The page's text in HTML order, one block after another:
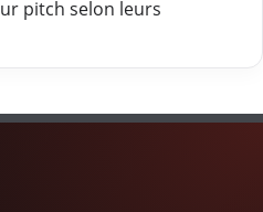
pitch selon leurs